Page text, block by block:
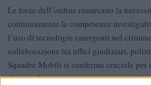
Le forze dell’ordine rimarcano la
continuamente le competenze
l’uso di tecnologie emergenti nel
collaborazione tra uffici giudiziari,
Squadre Mobili si conferma cruciale per
disarticolare strutture che operano sul